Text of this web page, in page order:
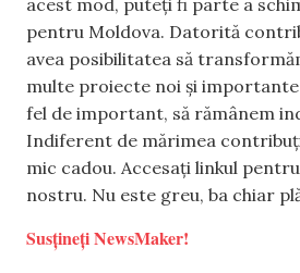
pentru Moldova. Datorită
avea posibilitatea să
multe proiecte noi și importante
fel de important, să rămânem
Indiferent de mărimea
mic cadou. Accesați linkul
nostru. Nu este greu, ba chiar
Susțineți NewsMaker!